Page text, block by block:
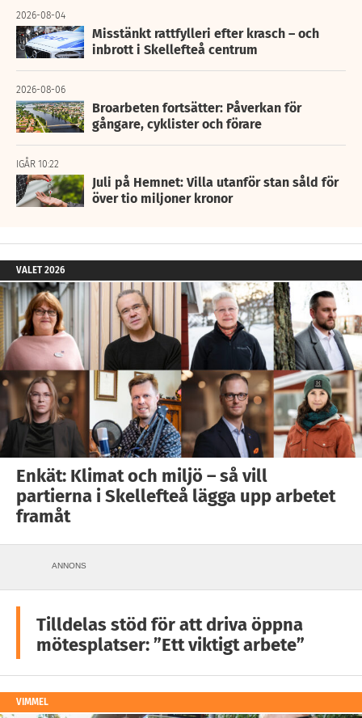
2026-08-04
Misstänkt rattfylleri efter krasch – och
inbrott i Skellefteå centrum
2026-08-06
Broarbeten fortsätter: Påverkan för
gångare, cyklister och förare
IGÅR 10:22
Juli på Hemnet: Villa utanför stan såld för
över tio miljoner kronor
VALET 2026
Enkät: Klimat och miljö – så vill
partierna i Skellefteå lägga upp arbetet
framåt
ANNONS
Tilldelas stöd för att driva öppna
mötesplatser: ”Ett viktigt arbete”
VIMMEL